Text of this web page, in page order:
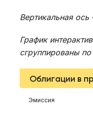
Вертикальная
График
сгруппированы
Облигации в
Эмиссия